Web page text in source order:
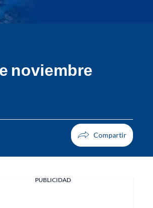
noviembre
PUBLICIDAD